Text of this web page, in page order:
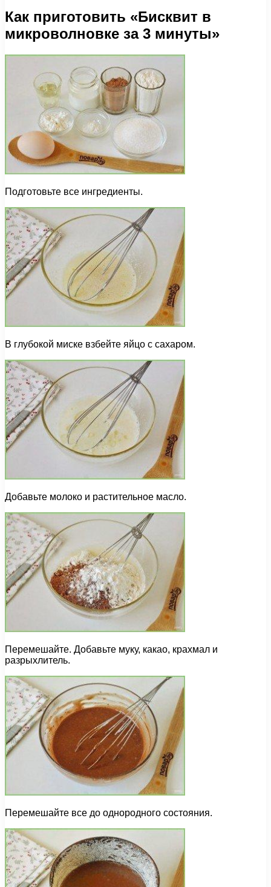
Как приготовить «Бисквит в
микроволновке за 3 минуты»
Подготовьте все ингредиенты.
В глубокой миске взбейте яйцо с сахаром.
Добавьте молоко и растительное масло.
Перемешайте. Добавьте муку, какао, крахмал и
разрыхлитель.
Перемешайте все до однородного состояния.